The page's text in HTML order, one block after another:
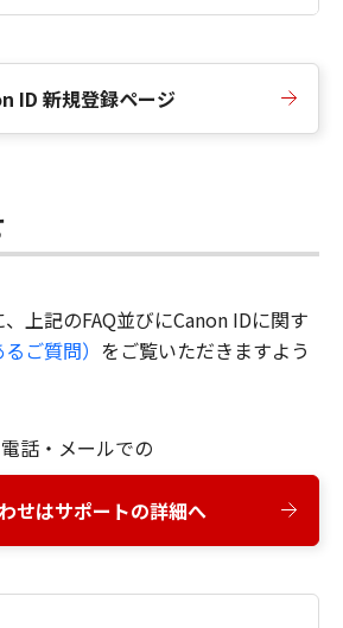
ID 新規登録ページ
上記のFAQ並びにCanon IDに関す
ご質問） をご覧いただきますよう
電話・メールでの
せはサポートの詳細へ